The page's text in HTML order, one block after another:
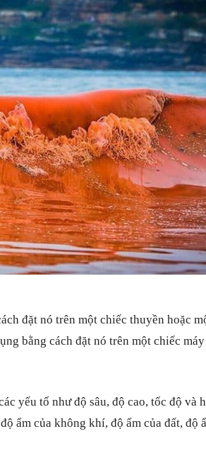
điều
thú
vi
đặt nó trên một chiếc thuyền hoặc
bằng cách đặt nó trên một chiếc
yếu tố như độ sâu, độ cao, tốc độ và
ẩm của không khí, độ ẩm của đất, độ